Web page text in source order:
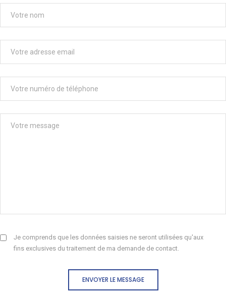
Je comprends que les données saisies ne seront utilisées qu'aux
fins exclusives du traitement de ma demande de contact.
ENVOYER LE MESSAGE